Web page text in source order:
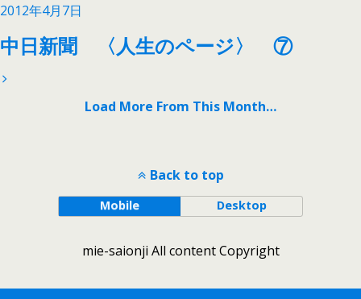
2012年4月7日
中日新聞 〈人生のページ〉 ⑦
Load More From This Month…
Back to top
Mobile Desktop
mie-saionji All content Copyright